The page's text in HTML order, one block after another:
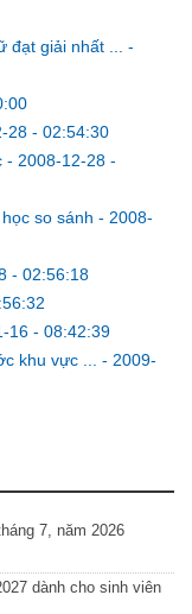
đạt giải nhất ... -
28 - 02:54:30
- 2008-12-28 -
so sánh - 2008-
- 02:56:18
16 - 08:42:39
khu vực ... - 2009-
7, năm 2026
dành cho sinh viên